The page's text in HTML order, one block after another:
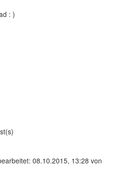
: )
08.10.2015, 13:28 von